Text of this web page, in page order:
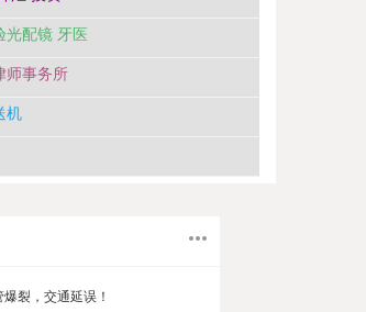
光配镜 牙医
师事务所
机
裂，交通延误！